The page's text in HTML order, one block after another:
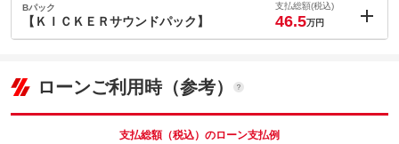
ョン価格
(税込)
車両本体価
Bパック
【ＫＩＣＫＥＲサウンドパック】
支払総額(税込)
46.5万円
車両本体価ローンご利用時（参考）
支払総額（税込）のローン支払例